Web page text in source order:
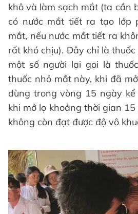
khô và làm sạch mắt (ta cần
có nước mắt tiết ra tạo lớp
mắt, nếu nước mắt tiết ra
rất khó chịu). Đây chỉ là
một số người lại gọi là
thuốc nhỏ mắt này, khi đã
dùng trong vòng 15 ngày
khi mở lọ khoảng thời gian
không còn đạt được độ vô